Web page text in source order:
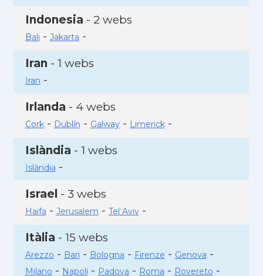
Indonesia - 2 webs
Bali - Jakarta -
Iran - 1 webs
Iran -
Irlanda - 4 webs
Cork- Dublín - Galway- Limerick-
Islàndia - 1 webs
Islàndia -
Israel - 3 webs
Haifa - Jerusalem - Tel Aviv-
Itàlia - 15 webs
Arezzo - Bari - Bologna - Firenze - Genova -
Milano - Napoli - Padova - Roma - Rovereto -